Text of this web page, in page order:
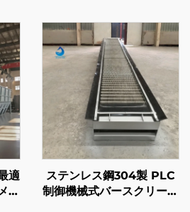
適
ラ
ステンレス鋼304製 PLC
制御機械式バースクリーン